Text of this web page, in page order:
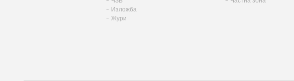
- Изложба
- Жури